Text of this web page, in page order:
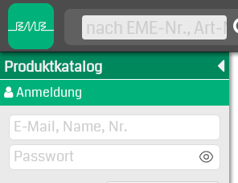
Produktkatalog
Anmeldung